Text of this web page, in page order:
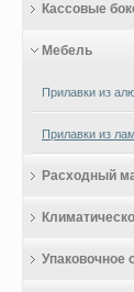
Кассовые
Мебель
Прилавки из
Прилавки из
Расходный
Упаковочное